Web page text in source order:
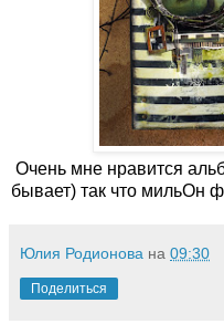
Очень мне нравится
бывает) так что мильОн
Юлия Родионова на 09:30
Поделиться